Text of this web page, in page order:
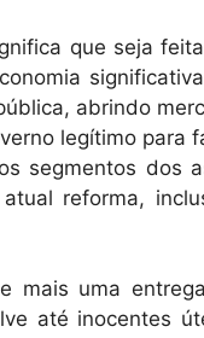
que seja
abrindo
legítimo para
segmentos dos
reforma,
mais uma
até inocentes